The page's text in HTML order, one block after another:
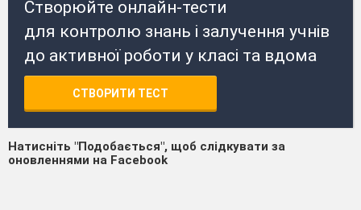
Створюйте онлайн-тести
для контролю знань і залучення учнів
до активної роботи у класі та вдома
СТВОРИТИ ТЕСТ
Натисніть "Подобається", щоб слідкувати за
оновленнями на Facebook